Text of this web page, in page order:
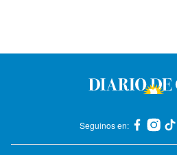
Seguinos en: